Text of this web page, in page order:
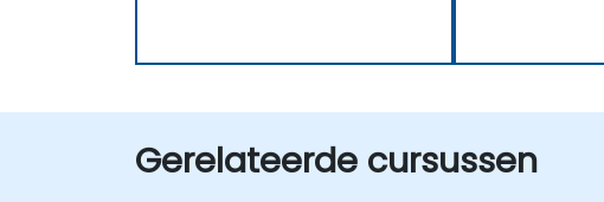
Gerelateerde cursussen